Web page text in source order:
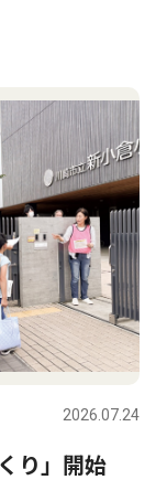
2026.07.24
くり」開始